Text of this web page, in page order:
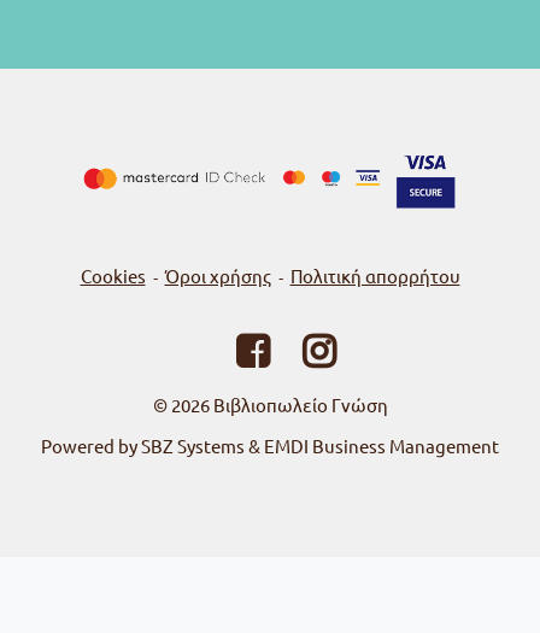
Cookies - Όροι χρήσης - Πολιτική απορρήτου
© 2026 Βιβλιοπωλείο Γνώση
Powered by SBZ Systems & EMDI Business Management